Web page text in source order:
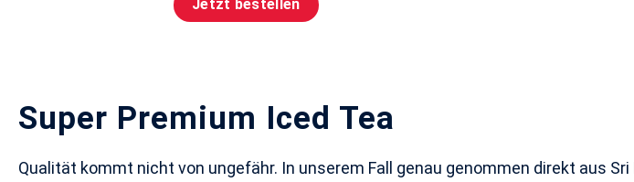
Jetzt bestellen
Super Premium Iced Tea
Qualität kommt nicht von ungefähr. In unserem Fall genau genommen direkt aus